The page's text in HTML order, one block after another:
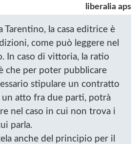
liberalia aps
Tarentino, la casa editrice è
come può leggere nel
In caso di vittoria, la ratio
che per poter pubblicare
stipulare un contratto
un atto fra due parti, potrà
nel caso in cui non trova i
parla.
anche del principio per il